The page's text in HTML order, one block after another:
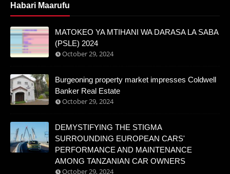
Habari Maarufu
MATOKEO YA MTIHANI WA DARASA LA SABA
(PSLE) 2024
October 29, 2024
Burgeoning property market impresses Coldwell
Banker Real Estate
October 29, 2024
DEMYSTIFYING THE STIGMA
SURROUNDING EUROPEAN CARS'
PERFORMANCE AND MAINTENANCE
AMONG TANZANIAN CAR OWNERS
October 29, 2024